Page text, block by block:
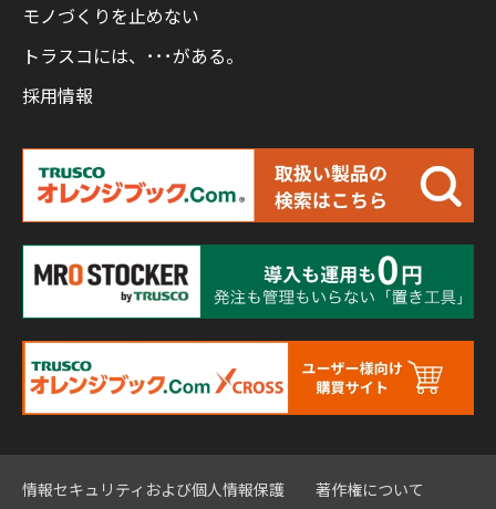
モノづくりを止めない
トラスコには、･･･がある。
採用情報
情報セキュリティおよび個人情報保護 著作権について